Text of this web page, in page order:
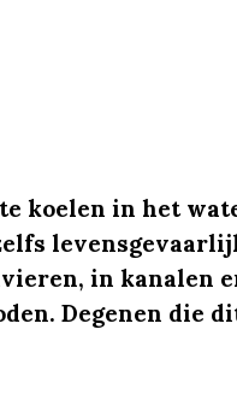
koelen in het
in kanalen
Degenen die